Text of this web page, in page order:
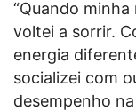
“Quando
voltei a sorrir.
energia
socializei com
desempenho